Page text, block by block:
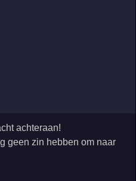
achteraan!
geen zin hebben om naar